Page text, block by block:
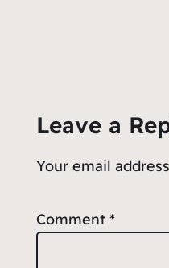
Leave a
Your email
Comment *